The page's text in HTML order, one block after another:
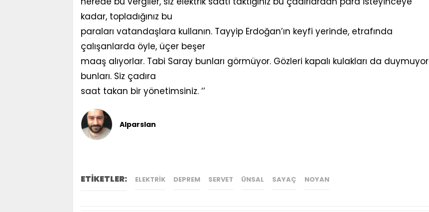
kadar, topladığınız bu
paraları vatandaşlara kullanın. Tayyip Erdoğan’ın keyfi yerinde, etrafında
çalışanlarda öyle, üçer beşer
maaş alıyorlar. Tabi Saray bunları görmüyor. Gözleri kapalı kulakları da duymuyor
bunları. Siz çadıra
saat takan bir yönetimsiniz. ‘’
Alparslan
ETİKETLER: ELEKTRIK DEPREM SERVET ÜNSAL SAYAÇ NOYAN